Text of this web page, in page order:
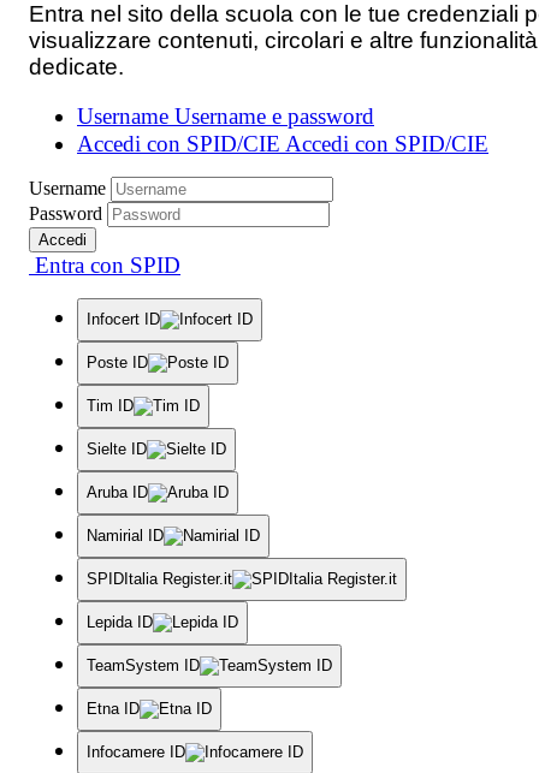
Entra nel sito della scuola con le tue credenziali
visualizzare contenuti, circolari e altre
dedicate.
Username Username e password
Accedi con SPID/CIE Accedi con SPID/CIE
Username
Password
Accedi
Entra con SPID
Infocert ID
Poste ID
Tim ID
Sielte ID
Aruba ID
Namirial ID
SPIDItalia Register.it
Lepida ID
TeamSystem ID
Etna ID
Infocamere ID